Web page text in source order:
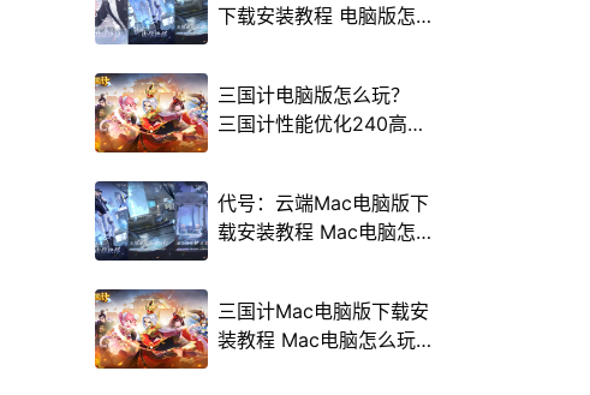
下载安装教程 电脑版怎
三国计电脑版怎么玩？
三国计性能优化240高帧
代号：云端Mac电脑版下
载安装教程 Mac电脑怎
三国计Mac电脑版下载安
装教程 Mac电脑怎么玩